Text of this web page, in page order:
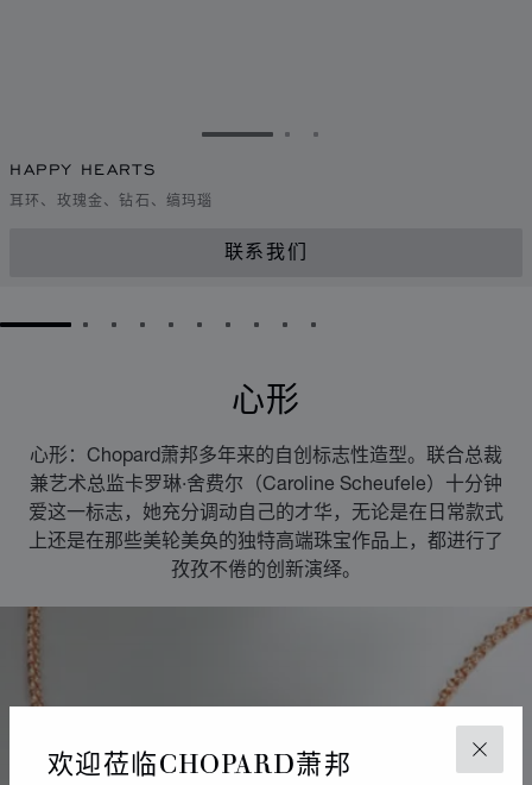
关闭
欢迎莅临CHOPARD萧邦
转到幻灯片 1转到幻灯片 2
转到幻灯片 3
HAPPY HEARTS
耳环、玫瑰金、钻石、缟玛瑙
联系我们
GO TO SLIDE 1GO TO SLIDE 2
GO TO SLIDE 3
GO TO SLIDE 4
GO TO SLIDE 5
GO TO SLIDE 6
GO TO SLIDE 7
GO TO SLIDE 8
GO TO SLIDE 9
GO TO SLIDE 10
心形
心形：Chopard萧邦多年来的自创标志性造型。联合总裁
兼艺术总监卡罗琳·舍费尔（Caroline Scheufele）十分钟
爱这一标志，她充分调动自己的才华，无论是在日常款式
上还是在那些美轮美奂的独特高端珠宝作品上，都进行了
孜孜不倦的创新演绎。